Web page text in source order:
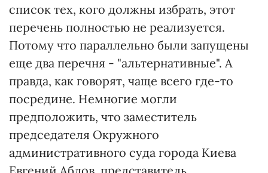
список тех, кого должны избрать, этот
перечень полностью не реализуется.
Потому что параллельно были запущены
еще два перечня - "альтернативные". А
правда, как говорят, чаще всего где-то
посредине. Немногие могли
предположить, что заместитель
председателя Окружного
административного суда города Киева